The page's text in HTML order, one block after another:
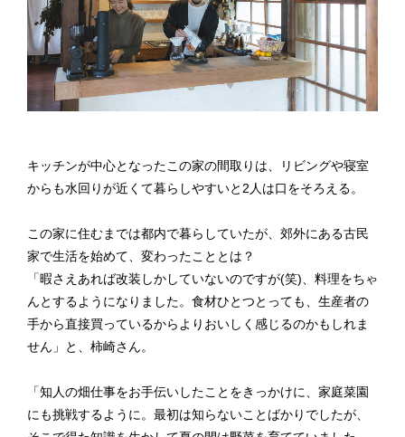
キッチンが中心となったこの家の間取りは、リビングや寝室
からも水回りが近くて暮らしやすいと2人は口をそろえる。
この家に住むまでは都内で暮らしていたが、郊外にある古民
家で生活を始めて、変わったこととは？
「暇さえあれば改装しかしていないのですが(笑)、料理をちゃ
んとするようになりました。食材ひとつとっても、生産者の
手から直接買っているからよりおいしく感じるのかもしれま
せん」と、柿崎さん。
「知人の畑仕事をお手伝いしたことをきっかけに、家庭菜園
にも挑戦するように。最初は知らないことばかりでしたが、